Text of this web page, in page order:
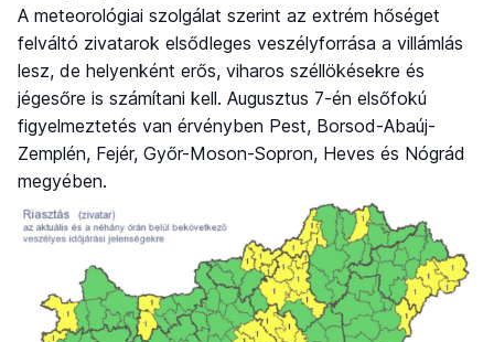
A meteorológiai szolgálat szerint az extrém hőséget
felváltó zivatarok elsődleges veszélyforrása a villámlás
lesz, de helyenként erős, viharos széllökésekre és
jégesőre is számítani kell. Augusztus 7-én elsőfokú
figyelmeztetés van érvényben Pest, Borsod-Abaúj-
Zemplén, Fejér, Győr-Moson-Sopron, Heves és Nógrád
megyében.